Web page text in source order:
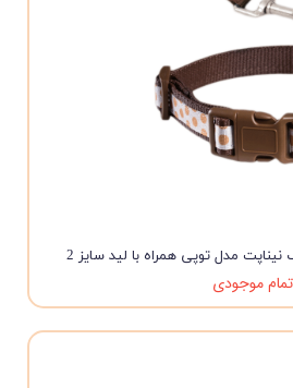
مدل توپی همراه با لید سایز 2
موجودی